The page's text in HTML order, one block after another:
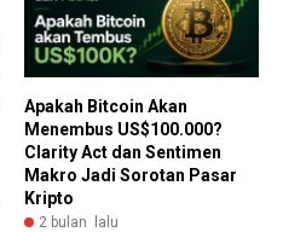
Apakah Bitcoin Akan
Menembus US$100.000?
Clarity Act dan Sentimen
Makro Jadi Sorotan Pasar
Kripto
2 bulan lalu